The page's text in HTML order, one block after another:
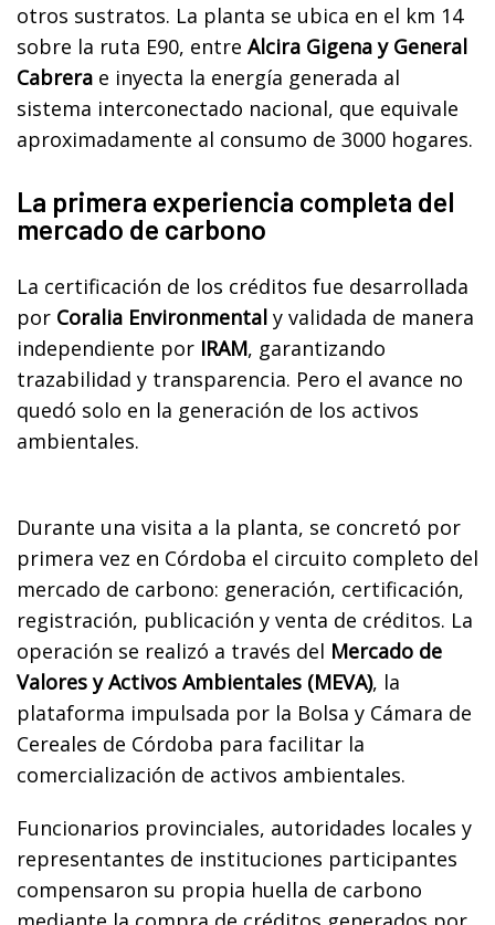
otros sustratos. La planta se ubica en el km 14
sobre la ruta E90, entre Alcira Gigena y General
Cabrera e inyecta la energía generada al
sistema interconectado nacional, que equivale
aproximadamente al consumo de 3000 hogares.
La primera experiencia completa del
mercado de carbono
La certificación de los créditos fue desarrollada
por Coralia Environmental y validada de manera
independiente por IRAM, garantizando
trazabilidad y transparencia. Pero el avance no
quedó solo en la generación de los activos
ambientales.
Durante una visita a la planta, se concretó por
primera vez en Córdoba el circuito completo del
mercado de carbono: generación, certificación,
registración, publicación y venta de créditos. La
operación se realizó a través del Mercado de
Valores y Activos Ambientales (MEVA), la
plataforma impulsada por la Bolsa y Cámara de
Cereales de Córdoba para facilitar la
comercialización de activos ambientales.
Funcionarios provinciales, autoridades locales y
representantes de instituciones participantes
compensaron su propia huella de carbono